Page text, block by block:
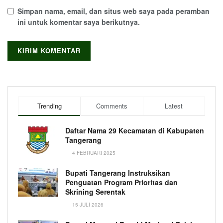
Simpan nama, email, dan situs web saya pada peramban
ini untuk komentar saya berikutnya.
Trending Comments Latest
Daftar Nama 29 Kecamatan di Kabupaten
Tangerang
4 FEBRUARI 2025
Bupati Tangerang Instruksikan
Penguatan Program Prioritas dan
Skrining Serentak
15 JULI 2026